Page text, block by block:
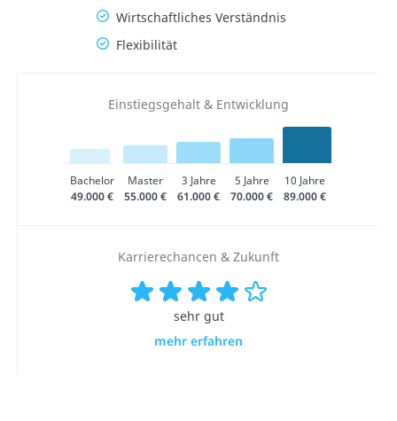
Wirtschaftliches Verständnis
Flexibilität
Einstiegsgehalt & Entwicklung
Bachelor Master 3 Jahre 5 Jahre
10 Jahre
49.000 €
55.000 € 61.000 € 70.000 € 89.000 €
Karrierechancen & Zukunft
sehr gut
mehr erfahren